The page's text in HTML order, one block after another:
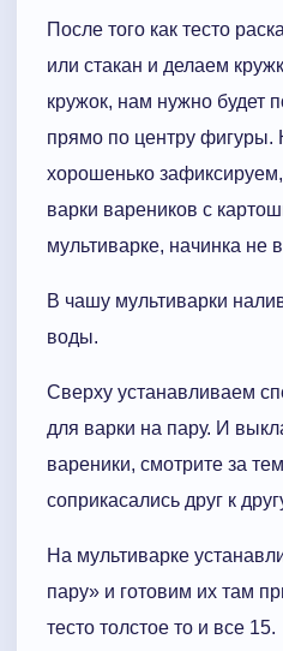
После того как тесто
или стакан и делаем
кружок, нам нужно будет
прямо по центру фигуры.
хорошенько
варки вареников с
мультиварке, начинка не
В чашу мультиварки
воды.
Сверху устанавливаем
для варки на пару. И
вареники, смотрите за
соприкасались друг к
На мультиварке
пару» и готовим их там
тесто толстое то и все 15.